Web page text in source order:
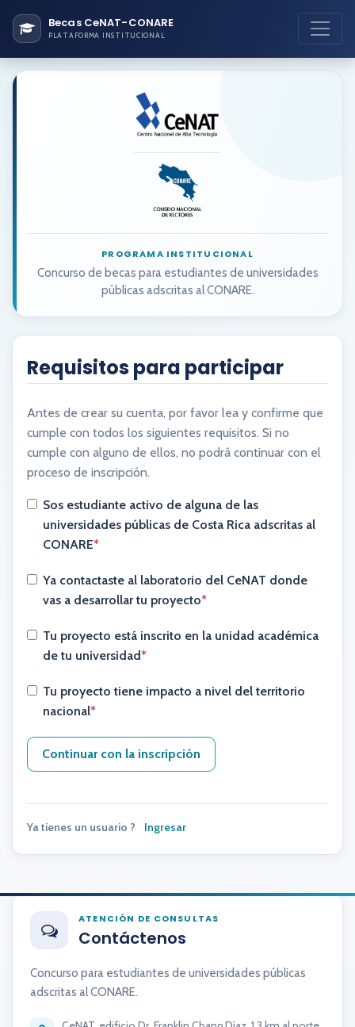
Becas CeNAT-CONARE
PLATAFORMA INSTITUCIONAL
PROGRAMA INSTITUCIONAL
Concurso de becas para estudiantes de universidades
públicas adscritas al CONARE.
Requisitos para participar
Antes de crear su cuenta, por favor lea y confirme que
cumple con todos los siguientes requisitos. Si no
cumple con alguno de ellos, no podrá continuar con el
proceso de inscripción.
Sos estudiante activo de alguna de las
universidades públicas de Costa Rica adscritas al
CONARE*
Ya contactaste al laboratorio del CeNAT donde
vas a desarrollar tu proyecto*
Tu proyecto está inscrito en la unidad académica
de tu universidad*
Tu proyecto tiene impacto a nivel del territorio
nacional*
Continuar con la inscripción
Ya tienes un usuario ? Ingresar
ATENCIÓN DE CONSULTAS
Contáctenos
Concurso para estudiantes de universidades públicas
adscritas al CONARE.